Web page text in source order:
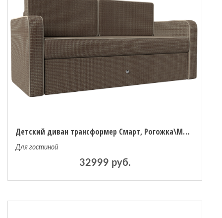
Детский диван трансформер Смарт, Рогожка\Микровельвет
Для гостиной
32999 руб.